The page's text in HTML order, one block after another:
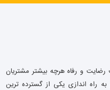
رضایت و رفاه هرچه بیشتر مشتریان
راه اندازی یکی از گسترده ترین